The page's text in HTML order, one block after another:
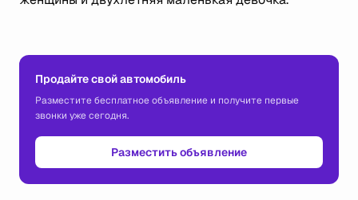
Продайте свой автомобиль
Разместите бесплатное объявление и получите первые
звонки уже сегодня.
Разместить объявление